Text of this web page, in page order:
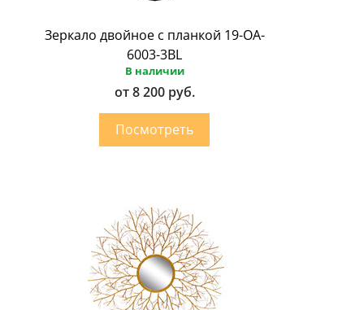
Зеркало двойное с планкой 19-OA-
6003-3BL
В наличии
от 8 200 руб.